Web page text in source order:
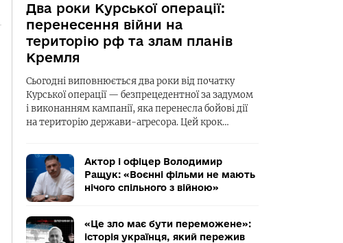
Два роки Курської операції:
перенесення війни на
територію рф та злам планів
Кремля
Сьогодні виповнюється два роки від початку
Курської операції — безпрецедентної за задумом
і виконанням кампанії, яка перенесла бойові дії
на територію держави-агресора. Цей крок…
Актор і офіцер Володимир
Ращук: «Воєнні фільми не мають
нічого спільного з війною»
«Це зло має бути переможене»:
історія українця, який пережив